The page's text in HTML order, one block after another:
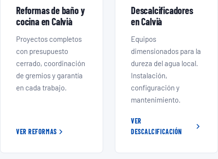
Reformas de baño y
cocina en Calvià
Proyectos completos
con presupuesto
cerrado, coordinación
de gremios y garantía
en cada trabajo.
VER REFORMAS
Descalcificadores
en Calvià
Equipos
dimensionados para la
dureza del agua local.
Instalación,
configuración y
mantenimiento.
VER
DESCALCIFICACIÓN